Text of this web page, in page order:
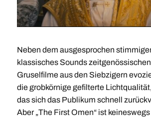
Neben dem ausgesprochen
klassisches Sounds
Gruselfilme aus den Siebzigern
die grobkörnige gefilterte
das sich das Publikum schnell
Aber „The First Omen“ ist